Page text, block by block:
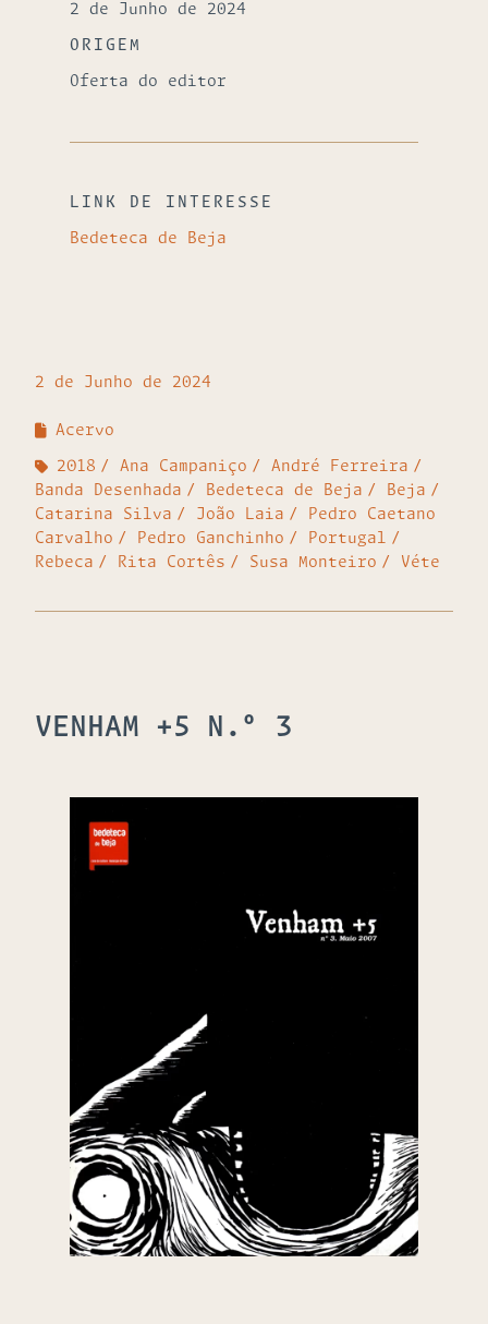
2 de Junho de 2024
ORIGEM
Oferta do editor
LINK DE INTERESSE
Bedeteca de Beja
2 de Junho de 2024
Acervo
2018 Ana Campaniço
André Ferreira
Banda Desenhada
Bedeteca de Beja
Beja
Catarina Silva
João Laia
Pedro Caetano
Carvalho
Pedro Ganchinho
Portugal
Rebeca
Rita Cortês Susa Monteiro Véte
VENHAM +5 N.º 3